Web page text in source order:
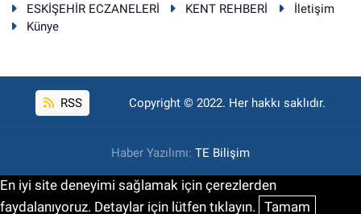
ESKİŞEHİR ECZANELERİ KENT REHBERİ
İletişim
Künye
RSS Copyright © 2022. Her hakkı saklıdır.
Haber Yazılımı: TE Bilişim
En iyi site deneyimi sağlamak için çerezlerden
faydalanıyoruz. Detaylar için lütfen tıklayın. Tamam